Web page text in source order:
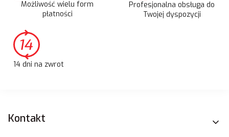
Możliwość wielu form
płatności
Profesjonalna obsługa do
Twojej dyspozycji
14 dni na zwrot
Linki w stopce
Kontakt